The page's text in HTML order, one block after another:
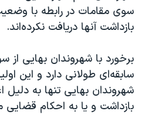
سوی مقامات در رابطه با
بازداشت آنها دریافت نکرده‌اند.
برخورد با شهروندان بهایی
سابقه‌ای طولانی دارد و این
شهروندان بهایی تنها به دلیل
بازداشت و یا به احکام